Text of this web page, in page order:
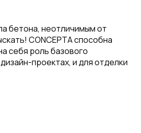
бетона, неотличимым от
CONCEPTA способна
себя роль базового
проектах, и для отделки